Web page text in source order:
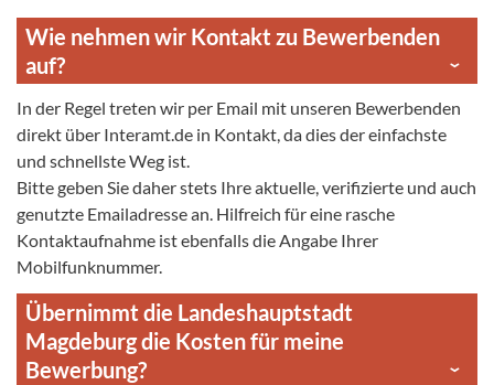
Wie nehmen wir Kontakt zu Bewerbenden
auf?
In der Regel treten wir per Email mit unseren Bewerbenden
direkt über Interamt.de in Kontakt, da dies der einfachste
und schnellste Weg ist.
Bitte geben Sie daher stets Ihre aktuelle, verifizierte und auch
genutzte Emailadresse an. Hilfreich für eine rasche
Kontaktaufnahme ist ebenfalls die Angabe Ihrer
Mobilfunknummer.
Übernimmt die Landeshauptstadt
Magdeburg die Kosten für meine
Bewerbung?